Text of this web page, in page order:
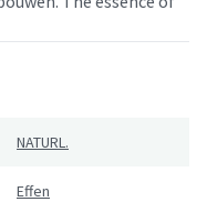
NATURL.
Effen